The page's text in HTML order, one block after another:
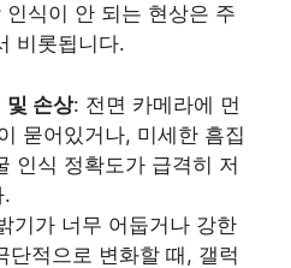
식이 안 되는 현상은 주
비롯됩니다.
및 손상: 전면 카메라에 먼
묻어있거나, 미세한 흠집
인식 정확도가 급격히 저
.
기가 너무 어둡거나 강한
단적으로 변화할 때, 갤럭